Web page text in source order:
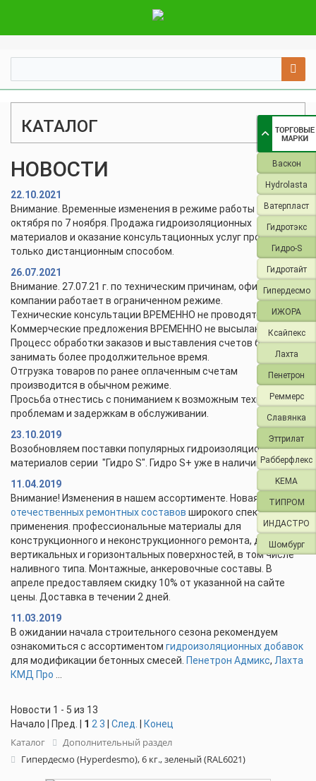
Васкон
Hydrolasta
Ватерпласт
Гидротэкс
Гидро-S
Гидротайт
Гипердесмо
ИЖОРА
Ксайпекс
Лахта
Пенетрон
Реммерс
Славянка
Эттрилат
Рабберфлекс
KEMA
ТИПРОМ
ИНДАСТРО
Шомбург
КАТАЛОГ
НОВОСТИ
22.10.2021
Внимание. Временные изменения в режиме работы с 28
октября по 7 ноября. Продажа гидроизоляционных
материалов и оказание консультационных услуг проводится
только дистанционным способом.
26.07.2021
Внимание. 27.07.21 г. по техническим причинам, офис и склад
компании работает в ограниченном режиме.
Технические консультации ВРЕМЕННО не проводятся.
Коммерческие предложения ВРЕМЕННО не высылаются.
Процесс обработки заказов и выставления счетов будет
занимать более продолжительное время.
Отгрузка товаров по ранее оплаченным счетам
производится в обычном режиме.
Просьба отнестись с пониманием к возможным техническим
проблемам и задержкам в обслуживании.
23.10.2019
Возобновляем поставки популярных гидроизоляционных
материалов серии "Гидро S". Гидро S+ уже в наличии.
11.04.2019
Внимание! Изменения в нашем ассортименте. Новая линейка
отечественных ремонтных составов широкого спектра
применения. профессиональные материалы для
конструкционного и неконструкционного ремонта, для
вертикальных и горизонтальных поверхностей, в том числе
наливного типа. Монтажные, анкеровочные составы. В
апреле предоставляем скидку 10% от указанной на сайте
цены. Доставка в течении 2 дней.
11.03.2019
В ожидании начала строительного сезона рекомендуем
ознакомиться с ассортиментом гидроизоляционных добавок
для модификации бетонных смесей. Пенетрон Адмикс, Лахта
КМД Про
Новости 1 - 5 из 13
Начало | Пред. | 1 2 3 След. Конец
Каталог
Дополнительный раздел
Гипердесмо (Hyperdesmo), 6 кг., зеленый (RAL6021)